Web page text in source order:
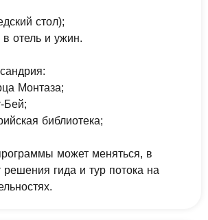
стол);
отель и ужин.
Монтаза;
Бей;
библиотека;
может меняться, в
решения гида и тур потока на